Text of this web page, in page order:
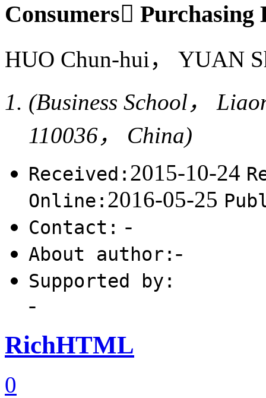
Consumers Purchasing
HUO Chun-hui， YUAN
(Business School，
110036， China)
Received: 2015-10-24
Online: 2016-05-25
Contact: -
About author: -
Supported by:
-
RichHTML
0